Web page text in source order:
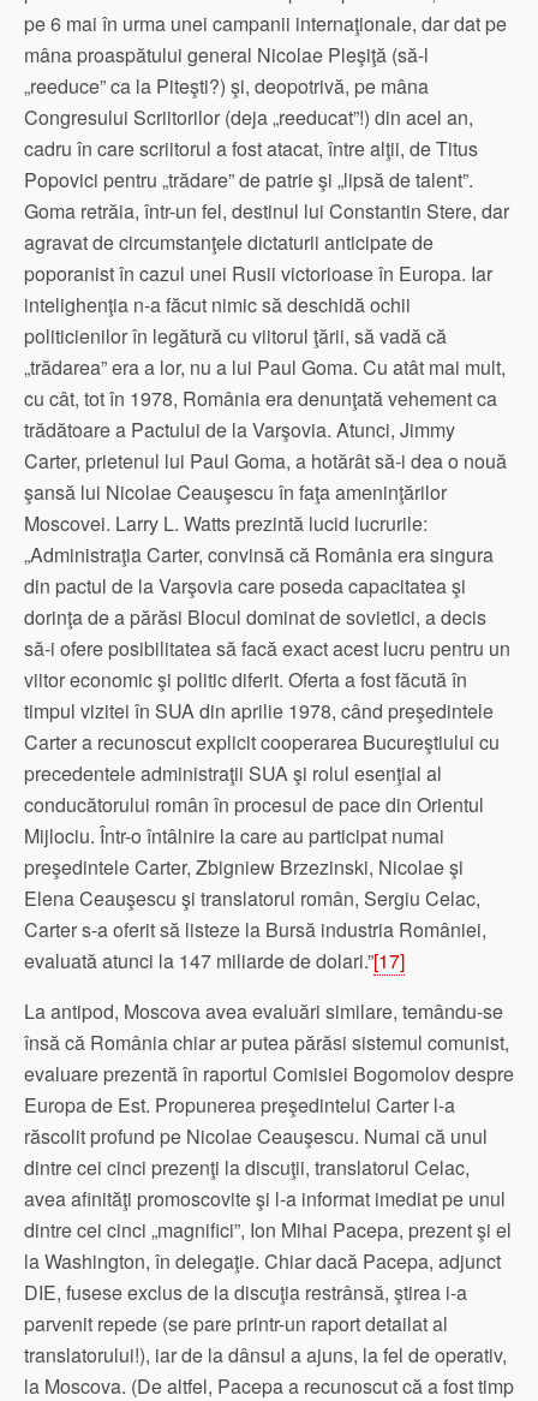
pe 6 mai în urma unei campanii internaţionale, dar dat pe
mâna proaspătului general Nicolae Pleşiţă (să-l
„reeduce” ca la Piteşti?) şi, deopotrivă, pe mâna
Congresului Scriitorilor (deja „reeducat”!) din acel an,
cadru în care scriitorul a fost atacat, între alţii, de Titus
Popovici pentru „trădare” de patrie şi „lipsă de talent”.
Goma retrăia, într-un fel, destinul lui Constantin Stere, dar
agravat de circumstanţele dictaturii anticipate de
poporanist în cazul unei Rusii victorioase în Europa. Iar
intelighenţia n-a făcut nimic să deschidă ochii
politicienilor în legătură cu viitorul ţării, să vadă că
„trădarea” era a lor, nu a lui Paul Goma. Cu atât mai mult,
cu cât, tot în 1978, România era denunţată vehement ca
trădătoare a Pactului de la Varşovia. Atunci, Jimmy
Carter, prietenul lui Paul Goma, a hotărât să-i dea o nouă
şansă lui Nicolae Ceauşescu în faţa ameninţărilor
Moscovei. Larry L. Watts prezintă lucid lucrurile:
„Administraţia Carter, convinsă că România era singura
din pactul de la Varşovia care poseda capacitatea şi
dorinţa de a părăsi Blocul dominat de sovietici, a decis
să-i ofere posibilitatea să facă exact acest lucru pentru un
viitor economic şi politic diferit. Oferta a fost făcută în
timpul vizitei în SUA din aprilie 1978, când preşedintele
Carter a recunoscut explicit cooperarea Bucureştiului cu
precedentele administraţii SUA şi rolul esenţial al
conducătorului român în procesul de pace din Orientul
Mijlociu. Într-o întâlnire la care au participat numai
preşedintele Carter, Zbigniew Brzezinski, Nicolae şi
Elena Ceauşescu şi translatorul român, Sergiu Celac,
Carter s-a oferit să listeze la Bursă industria României,
evaluată atunci la 147 miliarde de dolari.”[17]
La antipod, Moscova avea evaluări similare, temându-se
însă că România chiar ar putea părăsi sistemul comunist,
evaluare prezentă în raportul Comisiei Bogomolov despre
Europa de Est. Propunerea preşedintelui Carter l-a
răscolit profund pe Nicolae Ceauşescu. Numai că unul
dintre cei cinci prezenţi la discuţii, translatorul Celac,
avea afinităţi promoscovite şi l-a informat imediat pe unul
dintre cei cinci „magnifici”, Ion Mihai Pacepa, prezent şi el
la Washington, în delegaţie. Chiar dacă Pacepa, adjunct
DIE, fusese exclus de la discuţia restrânsă, ştirea i-a
parvenit repede (se pare printr-un raport detailat al
translatorului!), iar de la dânsul a ajuns, la fel de operativ,
la Moscova. (De altfel, Pacepa a recunoscut că a fost timp